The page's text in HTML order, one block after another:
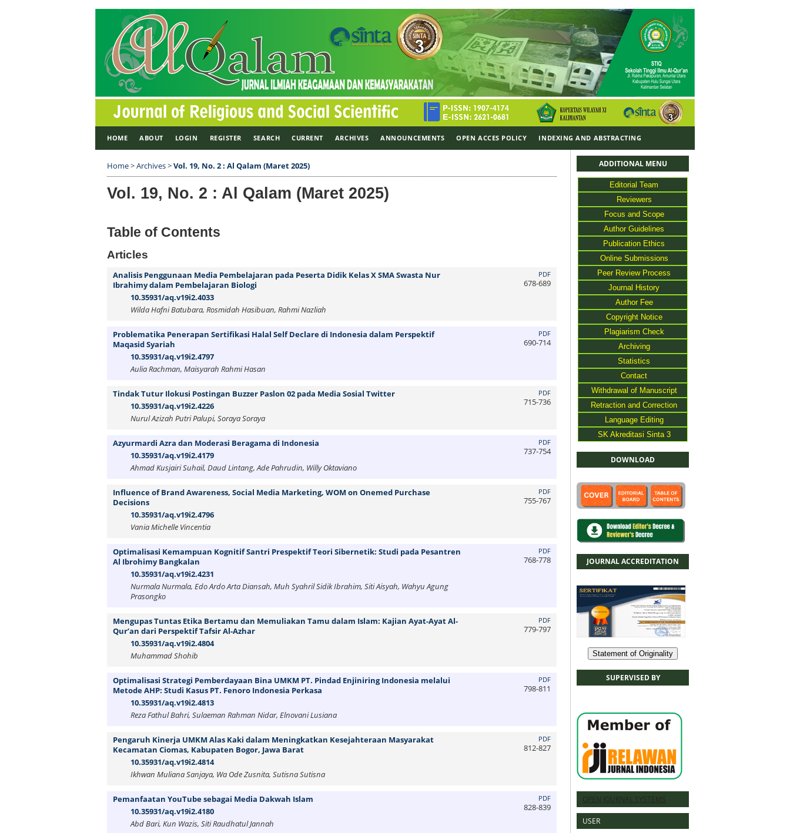
ADDITIONAL MENU
Editorial Team
Reviewers
Focus and Scope
Author Guidelines
Publication Ethics
Online Submissions
Peer Review Process
Journal History
Author Fee
Copyright Notice
Plagiarism Check
Archiving
Statistics
Contact
Withdrawal of Manuscript
Retraction and Correction
Language Editing
SK Akreditasi Sinta 3
DOWNLOAD
JOURNAL ACCREDITATION
Statement of Originality
SUPERVISED BY
OPEN JOURNAL SYSTEMS
USER
HOME ABOUT LOGIN REGISTER SEARCH CURRENT ARCHIVES ANNOUNCEMENTS OPEN ACCES POLICY INDEXING AND ABSTRACTING
Home>Archives>Vol. 19, No. 2 : Al Qalam (Maret 2025)
Vol. 19, No. 2 : Al Qalam (Maret 2025)
Table of Contents
Articles
Analisis Penggunaan Media Pembelajaran pada Peserta Didik Kelas X SMA Swasta Nur
Ibrahimy dalam Pembelajaran Biologi
10.35931/aq.v19i2.4033
Wilda Hafni Batubara, Rosmidah Hasibuan, Rahmi Nazliah
PDF
678-689
Problematika Penerapan Sertifikasi Halal Self Declare di Indonesia dalam Perspektif
Maqasid Syariah
10.35931/aq.v19i2.4797
Aulia Rachman, Maisyarah Rahmi Hasan
PDF
690-714
Tindak Tutur Ilokusi Postingan Buzzer Paslon 02 pada Media Sosial Twitter
10.35931/aq.v19i2.4226
Nurul Azizah Putri Palupi, Soraya Soraya
PDF
715-736
Azyurmardi Azra dan Moderasi Beragama di Indonesia
10.35931/aq.v19i2.4179
Ahmad Kusjairi Suhail, Daud Lintang, Ade Pahrudin, Willy Oktaviano
PDF
737-754
Influence of Brand Awareness, Social Media Marketing, WOM on Onemed Purchase
Decisions
10.35931/aq.v19i2.4796
Vania Michelle Vincentia
PDF
755-767
Optimalisasi Kemampuan Kognitif Santri Prespektif Teori Sibernetik: Studi pada Pesantren
Al Ibrohimy Bangkalan
10.35931/aq.v19i2.4231
Nurmala Nurmala, Edo Ardo Arta Diansah, Muh Syahril Sidik Ibrahim, Siti Aisyah, Wahyu Agung
Prasongko
PDF
768-778
Mengupas Tuntas Etika Bertamu dan Memuliakan Tamu dalam Islam: Kajian Ayat-Ayat Al-
Qur’an dari Perspektif Tafsir Al-Azhar
10.35931/aq.v19i2.4804
Muhammad Shohib
PDF
779-797
Optimalisasi Strategi Pemberdayaan Bina UMKM PT. Pindad Enjiniring Indonesia melalui
Metode AHP: Studi Kasus PT. Fenoro Indonesia Perkasa
10.35931/aq.v19i2.4813
Reza Fathul Bahri, Sulaeman Rahman Nidar, Elnovani Lusiana
PDF
798-811
Pengaruh Kinerja UMKM Alas Kaki dalam Meningkatkan Kesejahteraan Masyarakat
Kecamatan Ciomas, Kabupaten Bogor, Jawa Barat
10.35931/aq.v19i2.4814
Ikhwan Muliana Sanjaya, Wa Ode Zusnita, Sutisna Sutisna
PDF
812-827
Pemanfaatan YouTube sebagai Media Dakwah Islam
10.35931/aq.v19i2.4180
Abd Bari, Kun Wazis, Siti Raudhatul Jannah
PDF
828-839